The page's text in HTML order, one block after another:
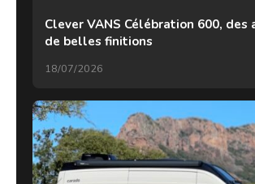
Clever VANS Célébration 600, des
de belles finitions
18/07/2026